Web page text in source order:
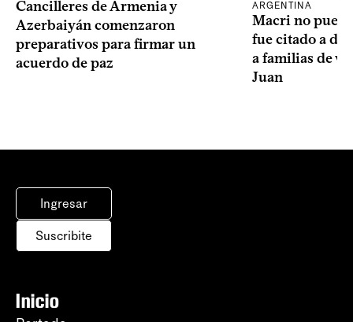
Cancilleres de Armenia y
Azerbaiyán comenzaron
preparativos para firmar un
acuerdo de paz
ARGENTINA
Macri no
fue citado a
a familias de
Juan
Ingresar
Suscribite
Inicio